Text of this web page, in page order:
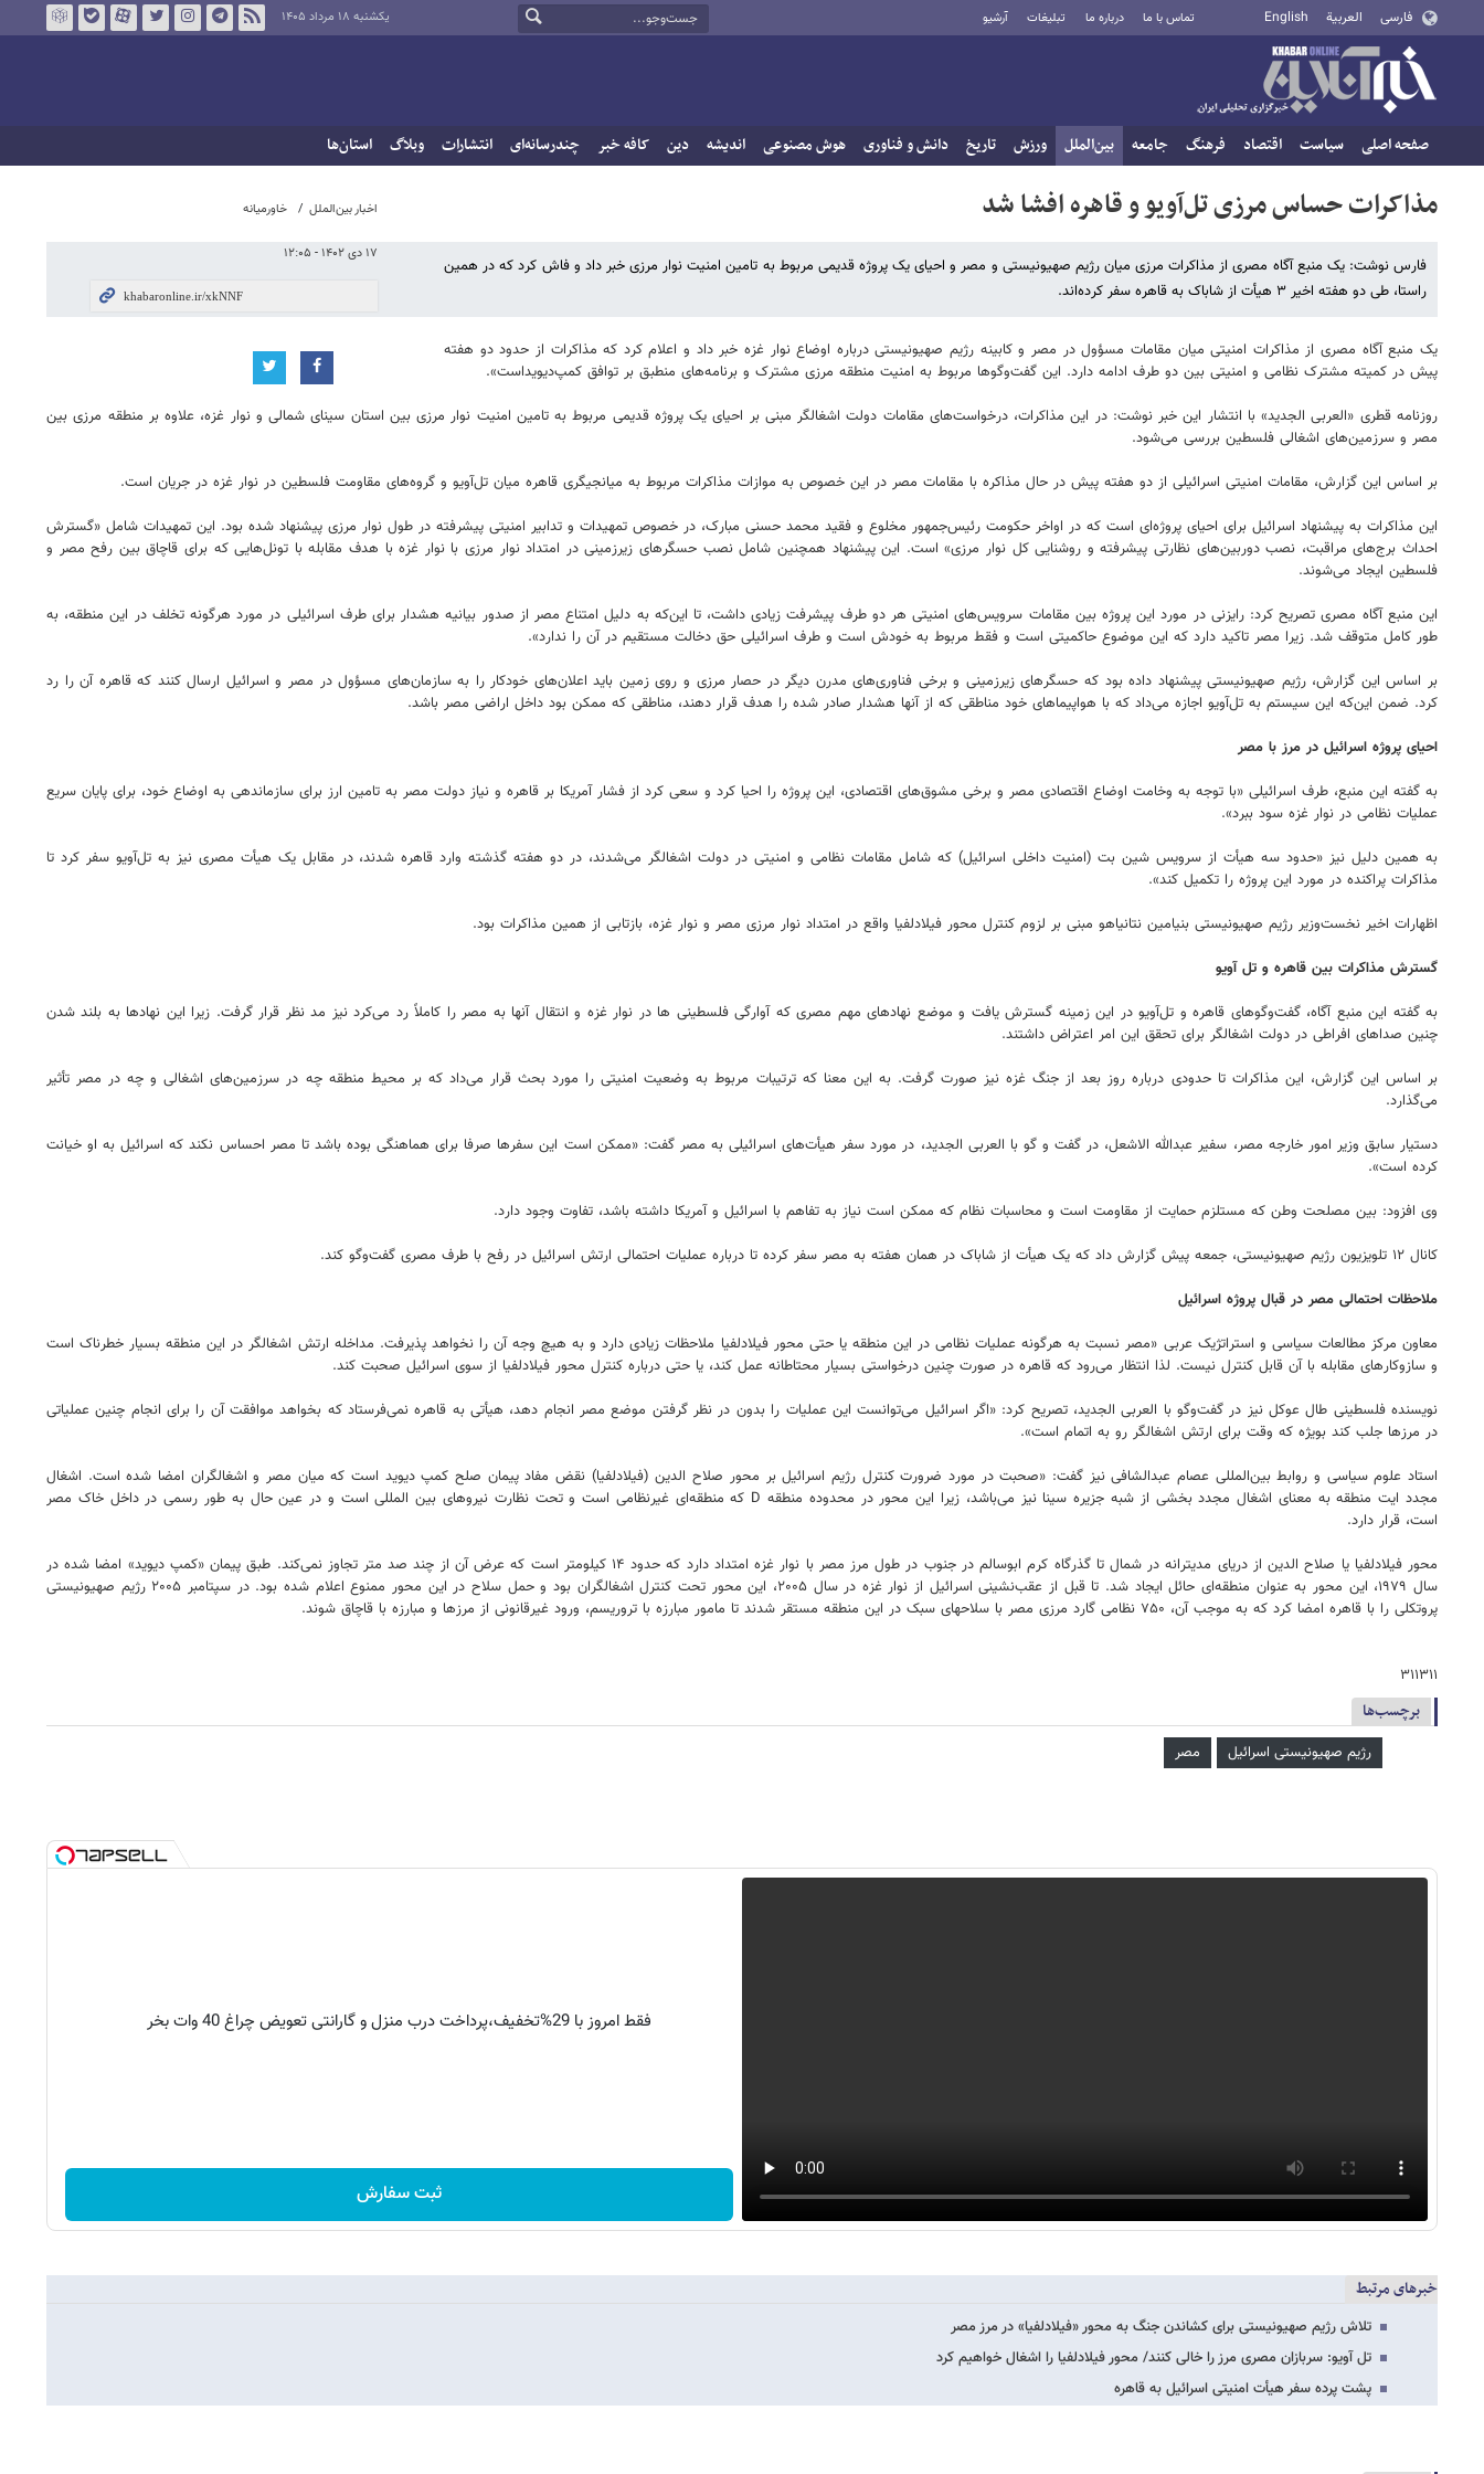
فارسی العربية English تماس با ما درباره ما تبلیغات آرشیو یکشنبه ۱۸ مرداد ۱۴۰۵
صفحه اصلی سیاست اقتصاد فرهنگ جامعه بین‌الملل ورزش تاریخ دانش و فناوری هوش مصنوعی اندیشه دین کافه خبر چندرسانه‌ای انتشارات وبلاگ استان‌ها
اخبار بین‌الملل خاورمیانه
۱۷ دی ۱۴۰۲ - ۱۲:۰۵
مذاکرات حساس مرزی تل‌آویو و قاهره افشا شد
فارس نوشت: یک منبع آگاه مصری از مذاکرات مرزی میان رژیم صهیونیستی و مصر و احیای یک پروژه قدیمی مربوط به تامین امنیت نوار مرزی خبر داد و فاش کرد که در همین
راستا، طی دو هفته اخیر ۳ هیأت از شاباک به قاهره سفر کرده‌اند.
یک منبع آگاه مصری از مذاکرات امنیتی میان مقامات مسؤول در مصر و کابینه رژیم صهیونیستی درباره اوضاع نوار غزه خبر داد و اعلام کرد که مذاکرات از حدود دو هفته
پیش در کمیته مشترک نظامی و امنیتی بین دو طرف ادامه دارد. این گفت‌وگوها مربوط به امنیت منطقه مرزی مشترک و برنامه‌های منطبق بر توافق کمپ‌دیویداست».
روزنامه قطری «العربی الجدید» با انتشار این خبر نوشت: در این مذاکرات، درخواست‌های مقامات دولت اشغالگر مبنی بر احیای یک پروژه قدیمی مربوط به تامین امنیت نوار مرزی بین استان سینای شمالی و نوار غزه، علاوه بر منطقه مرزی بین
مصر و سرزمین‌های اشغالی فلسطین بررسی می‌شود.
بر اساس این گزارش، مقامات امنیتی اسرائیلی از دو هفته پیش در حال مذاکره با مقامات مصر در این خصوص به موازات مذاکرات مربوط به میانجیگری قاهره میان تل‌آویو و گروه‌های مقاومت فلسطین در نوار غزه در جریان است.
این مذاکرات به پیشنهاد اسرائیل برای احیای پروژه‌ای است که در اواخر حکومت رئیس‌جمهور مخلوع و فقید محمد حسنی مبارک، در خصوص تمهیدات و تدابیر امنیتی پیشرفته در طول نوار مرزی پیشنهاد شده بود. این تمهیدات شامل «گسترش
احداث برج‌های مراقبت، نصب دوربین‌های نظارتی پیشرفته و روشنایی کل نوار مرزی» است. این پیشنهاد همچنین شامل نصب حسگرهای زیرزمینی در امتداد نوار مرزی با نوار غزه با هدف مقابله با تونل‌هایی که برای قاچاق بین رفح مصر و
فلسطین ایجاد می‌شوند.
این منبع آگاه مصری تصریح کرد: رایزنی در مورد این پروژه بین مقامات سرویس‌های امنیتی هر دو طرف پیشرفت زیادی داشت، تا این‌که به دلیل امتناع مصر از صدور بیانیه هشدار برای طرف اسرائیلی در مورد هرگونه تخلف در این منطقه، به
طور کامل متوقف شد. زیرا مصر تاکید دارد که این موضوع حاکمیتی است و فقط مربوط به خودش است و طرف اسرائیلی حق دخالت مستقیم در آن را ندارد».
بر اساس این گزارش، رژیم صهیونیستی پیشنهاد داده بود که حسگرهای زیرزمینی و برخی فناوری‌های مدرن دیگر در حصار مرزی و روی زمین باید اعلان‌های خودکار را به سازمان‌های مسؤول در مصر و اسرائیل ارسال کنند که قاهره آن را رد
کرد. ضمن این‌که این سیستم به تل‌آویو اجازه می‌داد که با هواپیماهای خود مناطقی که از آنها هشدار صادر شده را هدف قرار دهند، مناطقی که ممکن بود داخل اراضی مصر باشد.
احیای پروژه اسرائیل در مرز با مصر
به گفته این منبع، طرف اسرائیلی «با توجه به وخامت اوضاع اقتصادی مصر و برخی مشوق‌های اقتصادی، این پروژه را احیا کرد و سعی کرد از فشار آمریکا بر قاهره و نیاز دولت مصر به تامین ارز برای سازماندهی به اوضاع خود، برای پایان سریع
عملیات نظامی در نوار غزه سود ببرد».
به همین دلیل نیز «حدود سه هیأت از سرویس شین بت (امنیت داخلی اسرائیل) که شامل مقامات نظامی و امنیتی در دولت اشغالگر می‌شدند، در دو هفته گذشته وارد قاهره شدند، در مقابل یک هیأت مصری نیز به تل‌آویو سفر کرد تا
مذاکرات پراکنده در مورد این پروژه را تکمیل کند».
اظهارات اخیر نخست‌وزیر رژیم صهیونیستی بنیامین نتانیاهو مبنی بر لزوم کنترل محور فیلادلفیا واقع در امتداد نوار مرزی مصر و نوار غزه، بازتابی از همین مذاکرات بود.
گسترش مذاکرات بین قاهره و تل آویو
به گفته این منبع آگاه، گفت‌وگوهای قاهره و تل‌آویو در این زمینه گسترش یافت و موضع نهادهای مهم مصری که آوارگی فلسطینی ها در نوار غزه و انتقال آنها به مصر را کاملاً رد می‌کرد نیز مد نظر قرار گرفت. زیرا این نهادها به بلند شدن
چنین صداهای افراطی در دولت اشغالگر برای تحقق این امر اعتراض داشتند.
بر اساس این گزارش، این مذاکرات تا حدودی درباره روز بعد از جنگ غزه نیز صورت گرفت. به این معنا که ترتیبات مربوط به وضعیت امنیتی را مورد بحث قرار می‌داد که بر محیط منطقه چه در سرزمین‌های اشغالی و چه در مصر تأثیر
می‌گذارد.
دستیار سابق وزیر امور خارجه مصر، سفیر عبدالله الاشعل، در گفت و گو با العربی الجدید، در مورد سفر هیأت‌های اسرائیلی به مصر گفت: «ممکن است این سفرها صرفا برای هماهنگی بوده باشد تا مصر احساس نکند که اسرائیل به او خیانت
کرده است».
وی افزود: بین مصلحت وطن که مستلزم حمایت از مقاومت است و محاسبات نظام که ممکن است نیاز به تفاهم با اسرائیل و آمریکا داشته باشد، تفاوت وجود دارد.
کانال ۱۲ تلویزیون رژیم صهیونیستی، جمعه پیش گزارش داد که یک هیأت از شاباک در همان هفته به مصر سفر کرده تا درباره عملیات احتمالی ارتش اسرائیل در رفح با طرف مصری گفت‌وگو کند.
ملاحظات احتمالی مصر در قبال پروژه اسرائیل
معاون مرکز مطالعات سیاسی و استراتژیک عربی «مصر نسبت به هرگونه عملیات نظامی در این منطقه یا حتی محور فیلادلفیا ملاحظات زیادی دارد و به هیچ وجه آن را نخواهد پذیرفت. مداخله ارتش اشغالگر در این منطقه بسیار خطرناک است
و سازوکارهای مقابله با آن قابل کنترل نیست. لذا انتظار می‌رود که قاهره در صورت چنین درخواستی بسیار محتاطانه عمل کند، یا حتی درباره کنترل محور فیلادلفیا از سوی اسرائیل صحبت کند.
نویسنده فلسطینی طال عوکل نیز در گفت‌وگو با العربی الجدید، تصریح کرد: «اگر اسرائیل می‌توانست این عملیات را بدون در نظر گرفتن موضع مصر انجام دهد، هیأتی به قاهره نمی‌فرستاد که بخواهد موافقت آن را برای انجام چنین عملیاتی
در مرزها جلب کند بویژه که وقت برای ارتش اشغالگر رو به اتمام است».
استاد علوم سیاسی و روابط بین‌المللی عصام عبدالشافی نیز گفت: «صحبت در مورد ضرورت کنترل رژیم اسرائیل بر محور صلاح الدین (فیلادلفیا) نقض مفاد پیمان صلح کمپ دیوید است که میان مصر و اشغالگران امضا شده است. اشغال
مجدد ایت منطقه به معنای اشغال مجدد بخشی از شبه جزیره سینا نیز می‌باشد، زیرا این محور در محدوده منطقه D که منطقه‌ای غیرنظامی است و تحت نظارت نیروهای بین المللی است و در عین حال به طور رسمی در داخل خاک مصر
است، قرار دارد.
محور فیلادلفیا یا صلاح الدین از دریای مدیترانه در شمال تا گذرگاه کرم ابوسالم در جنوب در طول مرز مصر با نوار غزه امتداد دارد که حدود ۱۴ کیلومتر است که عرض آن از چند صد متر تجاوز نمی‌کند. طبق پیمان «کمپ دیوید» امضا شده در
سال ۱۹۷۹، این محور به عنوان منطقه‌ای حائل ایجاد شد. تا قبل از عقب‌نشینی اسرائیل از نوار غزه در سال ۲۰۰۵، این محور تحت کنترل اشغالگران بود و حمل سلاح در این محور ممنوع اعلام شده بود. در سپتامبر ۲۰۰۵ رژیم صهیونیستی
پروتکلی را با قاهره امضا کرد که به موجب آن، ۷۵۰ نظامی گارد مرزی مصر با سلاحهای سبک در این منطقه مستقر شدند تا مامور مبارزه با تروریسم، ورود غیرقانونی از مرزها و مبارزه با قاچاق شوند.
۳۱۱۳۱۱
برچسب‌ها
رژیم صهیونیستی اسرائیل مصر
فقط امروز با 29%تخفیف،پرداخت درب منزل و گارانتی تعویض چراغ 40 وات بخر
ثبت سفارش
خبرهای مرتبط
تلاش رژیم صهیونیستی برای کشاندن جنگ به محور «فیلادلفیا» در مرز مصر
تل آویو: سربازان مصری مرز را خالی کنند/ محور فیلادلفیا را اشغال خواهیم کرد
پشت پرده سفر هیأت امنیتی اسرائیل به قاهره